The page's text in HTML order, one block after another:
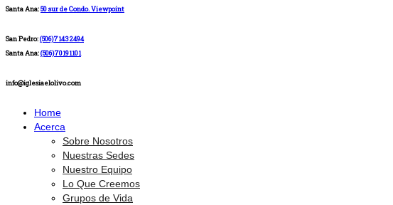
Santa Ana:50 sur de Condo. Viewpoint
San Pedro:(506)71432494
Santa Ana:(506)70191101
info@iglesiaelolivo.com
Home
Acerca
Sobre Nosotros
Nuestras Sedes
Nuestro Equipo
Lo Que Creemos
Grupos de Vida